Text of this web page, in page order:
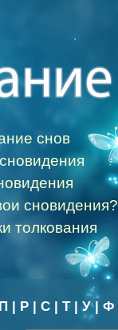
снов
сновидения?
толкования
П | Р | С | Т|У| Ф